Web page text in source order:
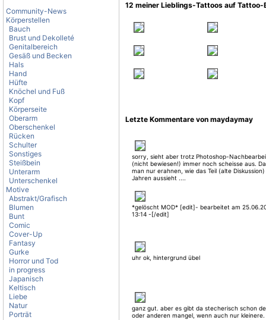
Community-News
Körperstellen
Bauch
Brust und Dekolleté
Genitalbereich
Gesäß und Becken
Hals
Hand
Hüfte
Knöchel und Fuß
Kopf
Körperseite
Oberarm
Oberschenkel
Rücken
Schulter
Sonstiges
Steißbein
Unterarm
Unterschenkel
Motive
Abstrakt/Grafisch
Blumen
Bunt
Comic
Cover-Up
Fantasy
Gurke
Horror und Tod
in progress
Japanisch
Keltisch
Liebe
Natur
Porträt
12 meiner Lieblings-Tattoos auf
Letzte Kommentare von maydaymay
sorry, sieht aber trotz Photoshop-
(nicht bewiesen!) immer noch scheisse aus.
man nur erahnen, wie das Teil (alte Diskussion)
Jahren aussieht ....
*gelöscht MOD* [edit]- bearbeitet am
13:14 -[/edit]
uhr ok, hintergrund übel
ganz gut. aber es gibt da stecherisch schon
oder anderen mangel, wenn auch nur